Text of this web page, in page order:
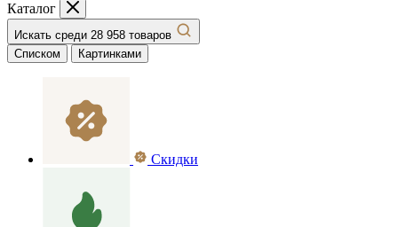
Каталог
Искать среди 28 958 товаров
Списком
Картинками
Скидки